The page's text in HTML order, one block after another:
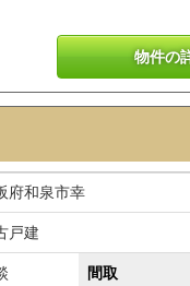
物件の
府和泉市幸
戸建
間取